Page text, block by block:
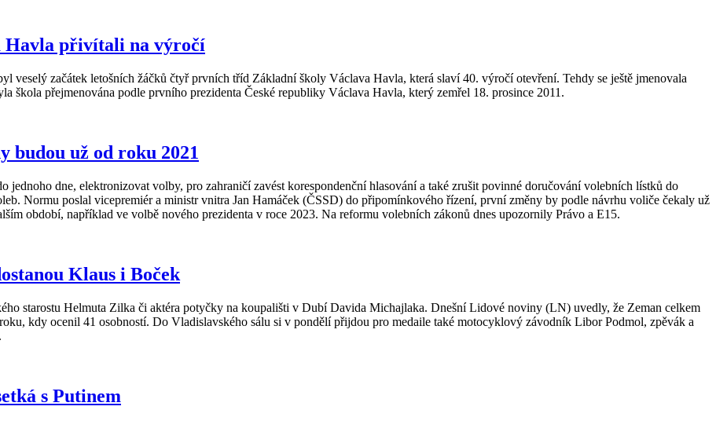
Havla přivítali na výročí
veselý začátek letošních žáčků čtyř prvních tříd Základní školy Václava Havla, která slaví 40. výročí otevření. Tehdy se ještě jmenovala
škola přejmenována podle prvního prezidenta České republiky Václava Havla, který zemřel 18. prosince 2011.
budou už od roku 2021
jednoho dne, elektronizovat volby, pro zahraničí zavést korespondenční hlasování a také zrušit povinné doručování volebních lístků do
Normu poslal vicepremiér a ministr vnitra Jan Hamáček (ČSSD) do připomínkového řízení, první změny by podle návrhu voliče čekaly už
období, například ve volbě nového prezidenta v roce 2023. Na reformu volebních zákonů dnes upozornily Právo a E15.
Klaus i Boček
starostu Helmuta Zilka či aktéra potyčky na koupališti v Dubí Davida Michajlaka. Dnešní Lidové noviny (LN) uvedly, že Zeman celkem
kdy ocenil 41 osobností. Do Vladislavského sálu si v pondělí přijdou pro medaile také motocyklový závodník Libor Podmol, zpěvák a
s Putinem